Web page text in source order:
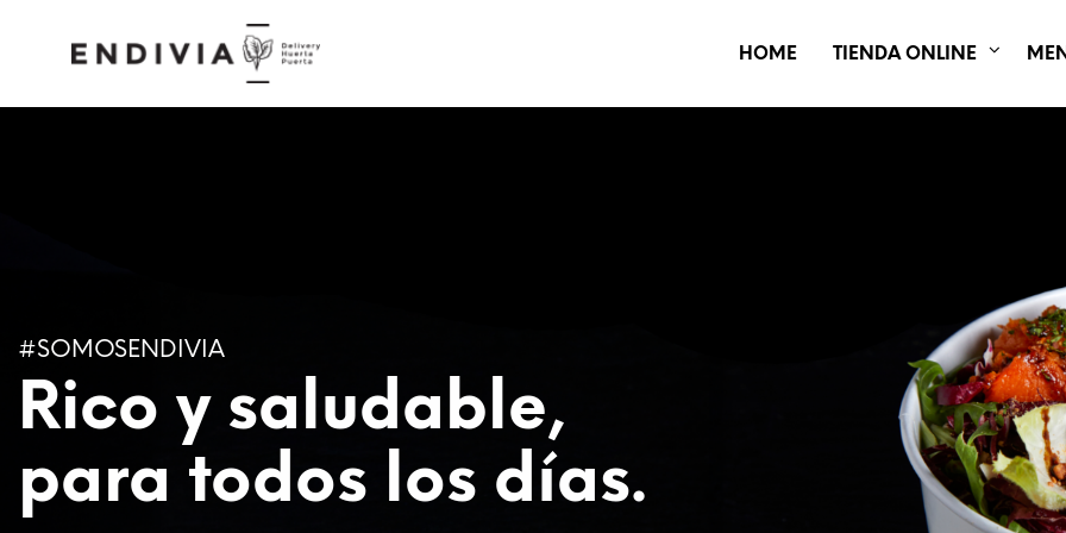
TIENDA ONLINE
HOME
#SOMOSENDIVIA
Rico y saludable,
para todos los días.